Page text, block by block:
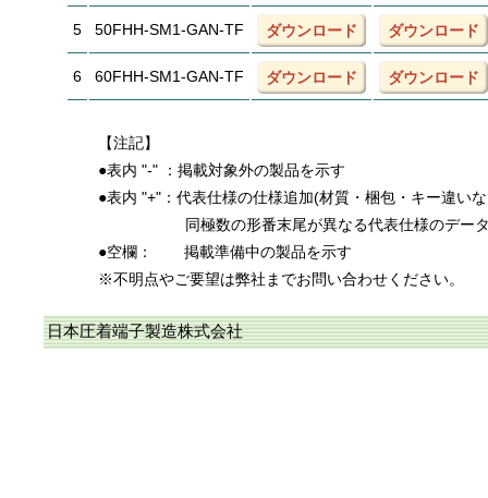
5 50FHH-SM1-GAN-TF ダウンロード ダウンロード
6 60FHH-SM1-GAN-TF ダウンロード ダウンロード
【注記】
●表内 "-" ：掲載対象外の製品を示す
●表内 "+"：代表仕様の仕様追加(材質・梱包・キー違い
同極数の形番末尾が異なる代表仕様のデー
●空欄：
掲載準備中の製品を示す
※不明点やご要望は弊社までお問い合わせください。
日本圧着端子製造株式会社